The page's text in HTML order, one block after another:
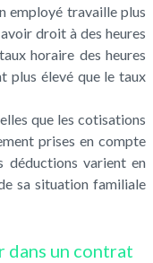
employé travaille plus
droit à des heures
horaire des heures
plus élevé que le taux
que les cotisations
prises en compte
déductions varient en
sa situation familiale
dans un contrat